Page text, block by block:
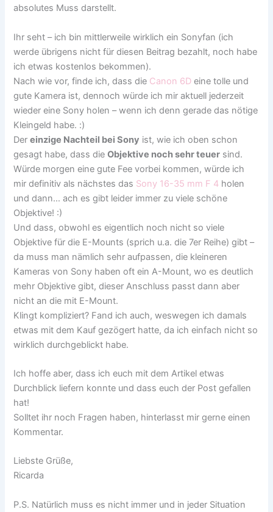
absolutes Muss darstellt.
Ihr seht – ich bin mittlerweile wirklich ein Sonyfan (ich
werde übrigens nicht für diesen Beitrag bezahlt, noch habe
ich etwas kostenlos bekommen).
Nach wie vor, finde ich, dass die Canon 6D eine tolle und
gute Kamera ist, dennoch würde ich mir aktuell jederzeit
wieder eine Sony holen – wenn ich denn gerade das nötige
Kleingeld habe. :)
Dereinzige Nachteil bei Sony ist, wie ich oben schon
gesagt habe, dass dieObjektive noch sehr teuer sind.
Würde morgen eine gute Fee vorbei kommen, würde ich
mir definitiv als nächstes das Sony 16-35 mm F 4 holen
und dann… ach es gibt leider immer zu viele schöne
Objektive! :)
Und dass, obwohl es eigentlich noch nicht so viele
Objektive für die E-Mounts (sprich u.a. die 7er Reihe) gibt –
da muss man nämlich sehr aufpassen, die kleineren
Kameras von Sony haben oft ein A-Mount, wo es deutlich
mehr Objektive gibt, dieser Anschluss passt dann aber
nicht an die mit E-Mount.
Klingt kompliziert? Fand ich auch, weswegen ich damals
etwas mit dem Kauf gezögert hatte, da ich einfach nicht so
wirklich durchgeblickt habe.
Ich hoffe aber, dass ich euch mit dem Artikel etwas
Durchblick liefern konnte und dass euch der Post gefallen
hat!
Solltet ihr noch Fragen haben, hinterlasst mir gerne einen
Kommentar.
Liebste Grüße,
Ricarda
P.S. Natürlich muss es nicht immer und in jeder Situation